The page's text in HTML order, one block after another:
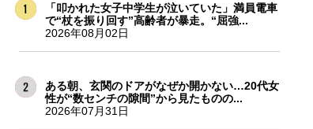
「叩かれた女子中学生が泣いていた」満員電車
で“杖を振り回す”高齢者が暴走。“屈強...
2026年08月02日
ある朝、玄関のドアがなぜか開かない…20代女
性が“数センチの隙間”から見たものの...
2026年07月31日